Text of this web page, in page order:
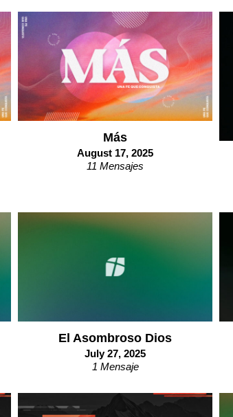
Más
August 17, 2025
11 Mensajes
El Asombroso Dios
July 27, 2025
1 Mensaje